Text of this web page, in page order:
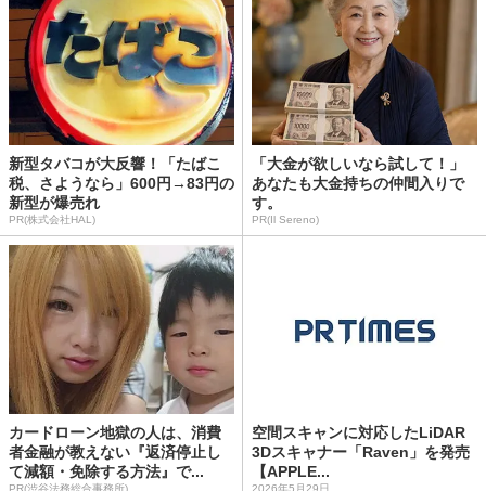
新型タバコが大反響！「たばこ
税、さようなら」600円→83円の
新型が爆売れ
PR(株式会社HAL)
「大金が欲しいなら試して！」
あなたも大金持ちの仲間入りで
す。
PR(Il Sereno)
カードローン地獄の人は、消費
者金融が教えない『返済停止し
て減額・免除する方法』で...
PR(渋谷法務総合事務所)
空間スキャンに対応したLiDAR
3Dスキャナー「Raven」を発売
【APPLE...
2026年5月29日